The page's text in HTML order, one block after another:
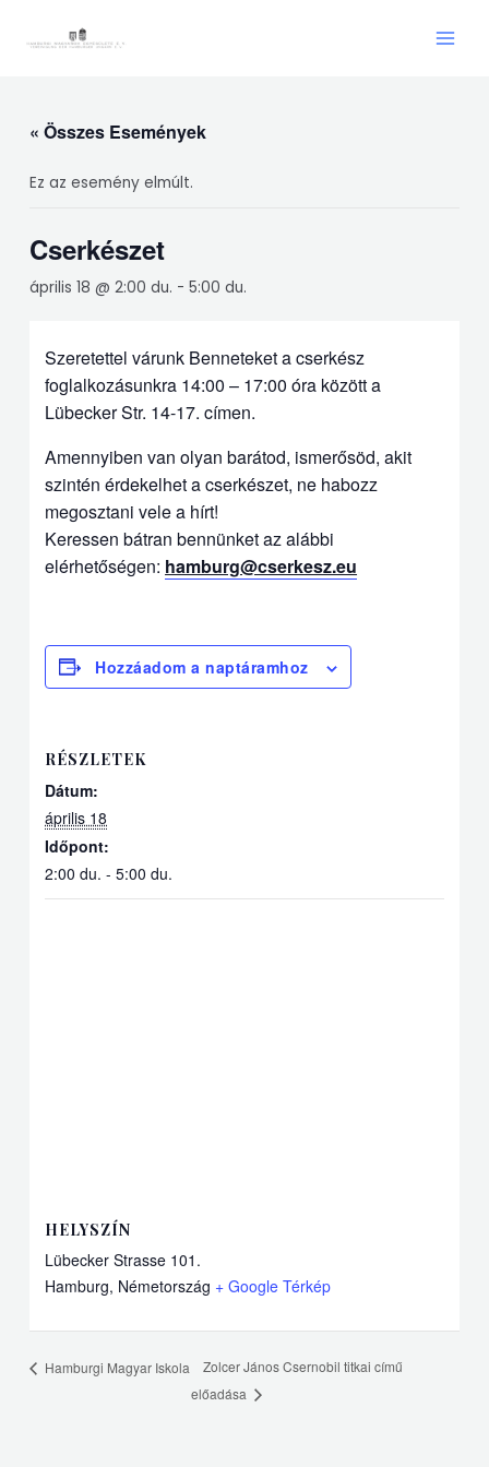
« Összes Események
Ez az esemény elmúlt.
Cserkészet
április 18 @ 2:00 du. -5:00 du.
Szeretettel várunk Benneteket a cserkész
foglalkozásunkra 14:00 – 17:00 óra között a
Lübecker Str. 14-17. címen.
Amennyiben van olyan barátod, ismerősöd, akit
szintén érdekelhet a cserkészet, ne habozz
megosztani vele a hírt!
Keressen bátran bennünket az alábbi
elérhetőségen: hamburg@cserkesz.eu
Hozzáadom a naptáramhoz
RÉSZLETEK
Dátum:
április 18
Időpont:
2:00 du. - 5:00 du.
HELYSZÍN
Lübecker Strasse 101.
Hamburg, Németország + Google Térkép
Hamburgi Magyar Iskola
Zolcer János Csernobil titkai című
előadása